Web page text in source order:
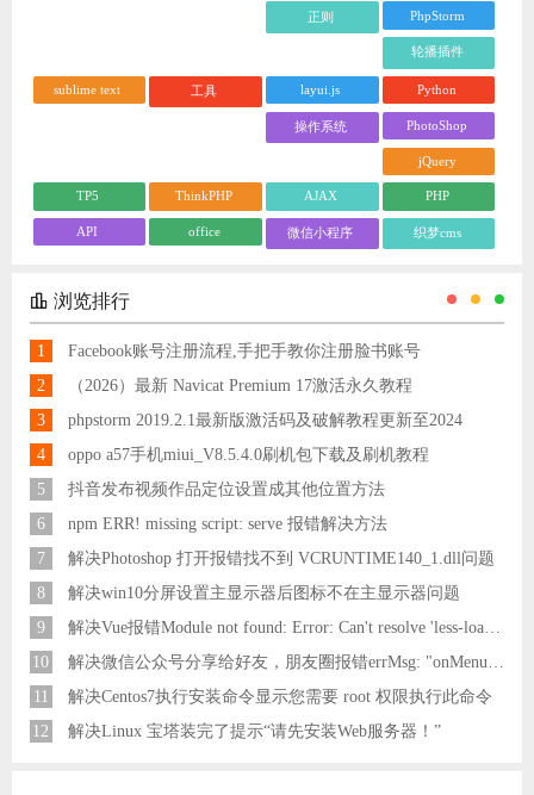
正则 PhpStorm
轮播插件
sublime text 工具 layui.js Python
操作系统 PhotoShop
jQuery
TP5 ThinkPHP AJAX PHP
API office 微信小程序 织梦cms
浏览排行
1
Facebook账号注册流程,手把手教你注册脸书账号
2
（2026）最新 Navicat Premium 17激活永久教程
3
phpstorm 2019.2.1最新版激活码及破解教程更新至2024
4
oppo a57手机miui_V8.5.4.0刷机包下载及刷机教程
5
抖音发布视频作品定位设置成其他位置方法
6
npm ERR! missing script: serve 报错解决方法
7
解决Photoshop 打开报错找不到 VCRUNTIME140_1.dll问题
8
解决win10分屏设置主显示器后图标不在主显示器问题
9
解决Vue报错Module not found: Error: Can't resolve 'less-loader' in 'C:\Users\Hm\Desktop\vue\vue_shop'问题
10
11
解决Centos7执行安装命令显示您需要 root 权限执行此命令
12
解决Linux 宝塔装完了提示“请先安装Web服务器！”